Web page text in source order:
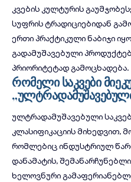
კვების კულტურის
სუფრისტრადიციებიდან
ერთი პრაქტიკული ნაბიჯი
გადამუშავებული
პრიორიტეტად გამოცხადება.
რომელი საკვები
ულტრადამუშავებული
კლასიფიკაციის მიხედვით,
რომლებიც ინდუსტრიულ
დანამატის,
ხელოვნური